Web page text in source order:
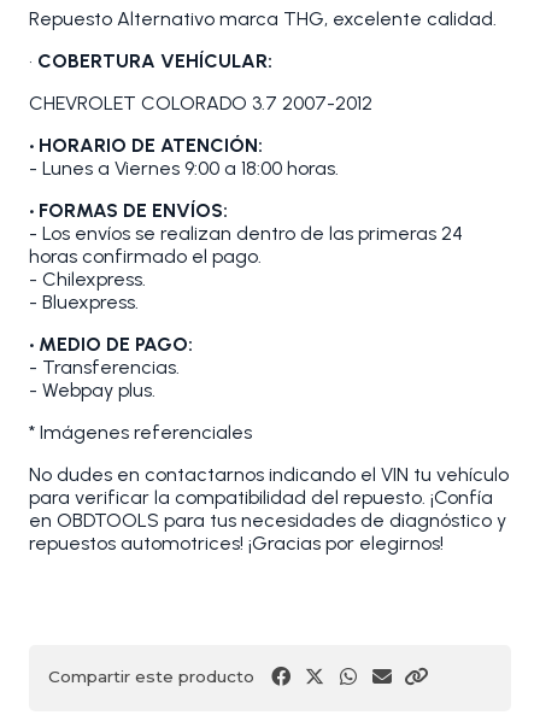
Repuesto Alternativo marca THG, excelente calidad.
• COBERTURA VEHÍCULAR:
CHEVROLET COLORADO 3.7 2007-2012
• HORARIO DE ATENCIÓN:
- Lunes a Viernes 9:00 a 18:00 horas.
• FORMAS DE ENVÍOS:
- Los envíos se realizan dentro de las primeras 24
horas confirmado el pago.
- Chilexpress.
- Bluexpress.
• MEDIO DE PAGO:
- Transferencias.
- Webpay plus.
* Imágenes referenciales
No dudes en contactarnos indicando el VIN tu vehículo
para verificar la compatibilidad del repuesto. ¡Confía
en OBDTOOLS para tus necesidades de diagnóstico y
repuestos automotrices! ¡Gracias por elegirnos!
Compartir este producto